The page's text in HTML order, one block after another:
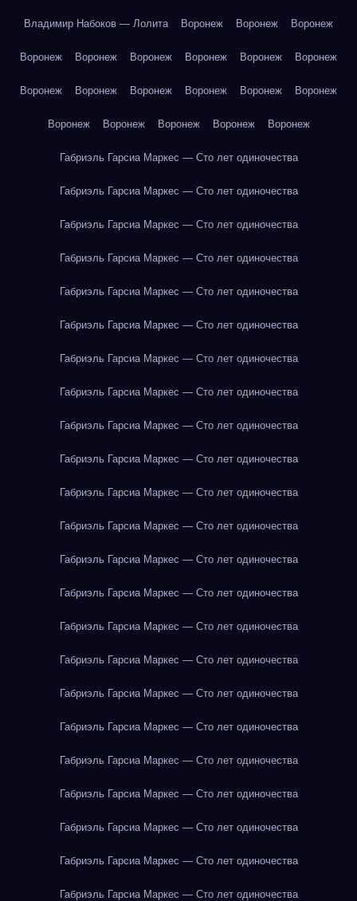
Владимир Набоков — Лолита Воронеж Воронеж Воронеж
Воронеж Воронеж Воронеж Воронеж Воронеж Воронеж
Воронеж Воронеж Воронеж Воронеж Воронеж Воронеж
Воронеж Воронеж Воронеж Воронеж Воронеж
Габриэль Гарсиа Маркес — Сто лет одиночества
Габриэль Гарсиа Маркес — Сто лет одиночества
Габриэль Гарсиа Маркес — Сто лет одиночества
Габриэль Гарсиа Маркес — Сто лет одиночества
Габриэль Гарсиа Маркес — Сто лет одиночества
Габриэль Гарсиа Маркес — Сто лет одиночества
Габриэль Гарсиа Маркес — Сто лет одиночества
Габриэль Гарсиа Маркес — Сто лет одиночества
Габриэль Гарсиа Маркес — Сто лет одиночества
Габриэль Гарсиа Маркес — Сто лет одиночества
Габриэль Гарсиа Маркес — Сто лет одиночества
Габриэль Гарсиа Маркес — Сто лет одиночества
Габриэль Гарсиа Маркес — Сто лет одиночества
Габриэль Гарсиа Маркес — Сто лет одиночества
Габриэль Гарсиа Маркес — Сто лет одиночества
Габриэль Гарсиа Маркес — Сто лет одиночества
Габриэль Гарсиа Маркес — Сто лет одиночества
Габриэль Гарсиа Маркес — Сто лет одиночества
Габриэль Гарсиа Маркес — Сто лет одиночества
Габриэль Гарсиа Маркес — Сто лет одиночества
Габриэль Гарсиа Маркес — Сто лет одиночества
Габриэль Гарсиа Маркес — Сто лет одиночества
Габриэль Гарсиа Маркес — Сто лет одиночества